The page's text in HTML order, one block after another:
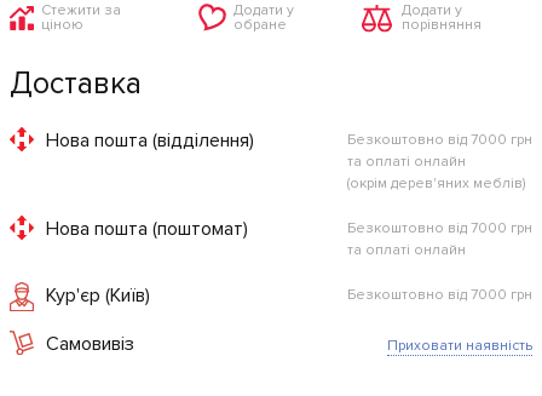
Стежити за
ціною
Додати у
обране
Додати у
порівняння
Доставка
Нова пошта (відділення)
Безкоштовно від 7000 грн
та оплаті онлайн
(окрім дерев'яних меблів)
Нова пошта (поштомат)
Безкоштовно від 7000 грн
та оплаті онлайн
Кур'єр (Київ) Безкоштовно від 7000 грн
Самовивіз Приховати наявність